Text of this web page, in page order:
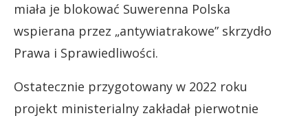
miała je blokować Suwerenna Polska
wspierana przez „antywiatrakowe” skrzydło
Prawa i Sprawiedliwości.
Ostatecznie przygotowany w 2022 roku
projekt ministerialny zakładał pierwotnie